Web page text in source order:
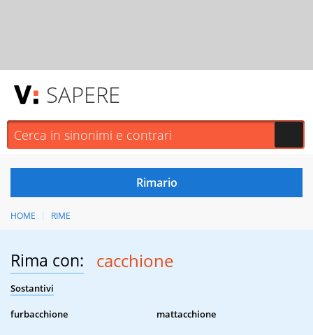
SAPERE
HOME RIME
Rima con: cacchione
Sostantivi
furbacchione
mattacchione